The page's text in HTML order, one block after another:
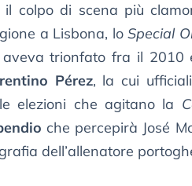
il colpo di scena più
a Lisbona, loSpecial
aveva trionfato fra il 2010
Pérez, la cui
elezioni che agitano la
che percepirà José
dell’allenatore